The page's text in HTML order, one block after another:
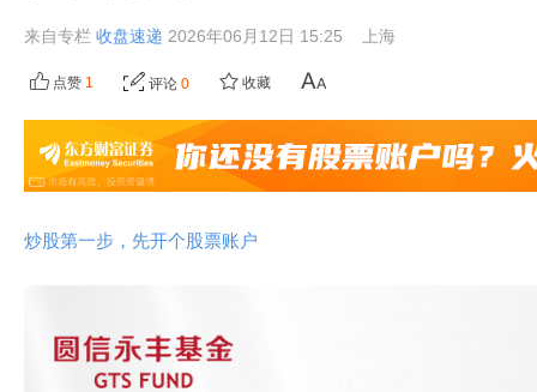
来自专栏 收盘速递 2026年06月12日 15:25 上海
点赞 1 评论 0 收藏
炒股第一步，先开个股票账户